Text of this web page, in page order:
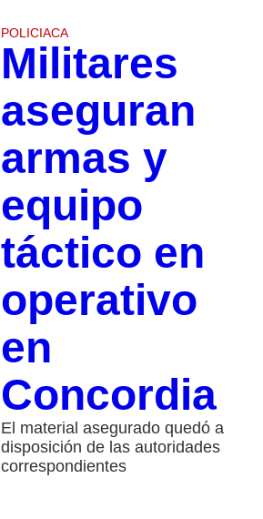
POLICIACA
Militares
aseguran
armas y
equipo
táctico en
operativo
en
Concordia
El material asegurado quedó a
disposición de las autoridades
correspondientes